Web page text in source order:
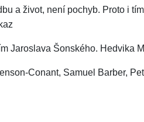
a život, není pochyb. Proto i
Jaroslava Šonského. Hedvika
Conant, Samuel Barber,